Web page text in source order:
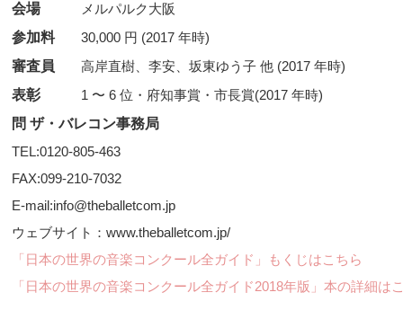
会場
メルパルク大阪
参加料
30,000 円 (2017 年時)
審査員
高岸直樹、李安、坂東ゆう子 他 (2017 年時)
表彰
1 〜 6 位・府知事賞・市長賞(2017 年時)
問 ザ・バレコン事務局
TEL:0120-805-463
FAX:099-210-7032
E-mail:info@theballetcom.jp
ウェブサイト：www.theballetcom.jp/
「日本の世界の音楽コンクール全ガイド」もくじはこちら
「日本の世界の音楽コンクール全ガイド2018年版」本の詳細は